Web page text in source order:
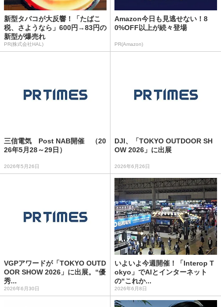
新型タバコが大反響！「たばこ
税、さようなら」600円→83円の
新型が爆売れ
PR(株式会社HAL)
Amazon今日も見逃せない！8
0%OFF以上が続々登場
PR(Amazon)
三信電気 Post NAB開催 （20
26年5月28～29日）
2026年5月26日
DJI、「TOKYO OUTDOOR SH
OW 2026」に出展
2026年6月26日
VGPアワードが「TOKYO OUTD
OOR SHOW 2026」に出展。“優
秀...
2026年6月30日
いよいよ今週開催！「Interop T
okyo」でAIとインターネット
の“これか...
2026年6月8日